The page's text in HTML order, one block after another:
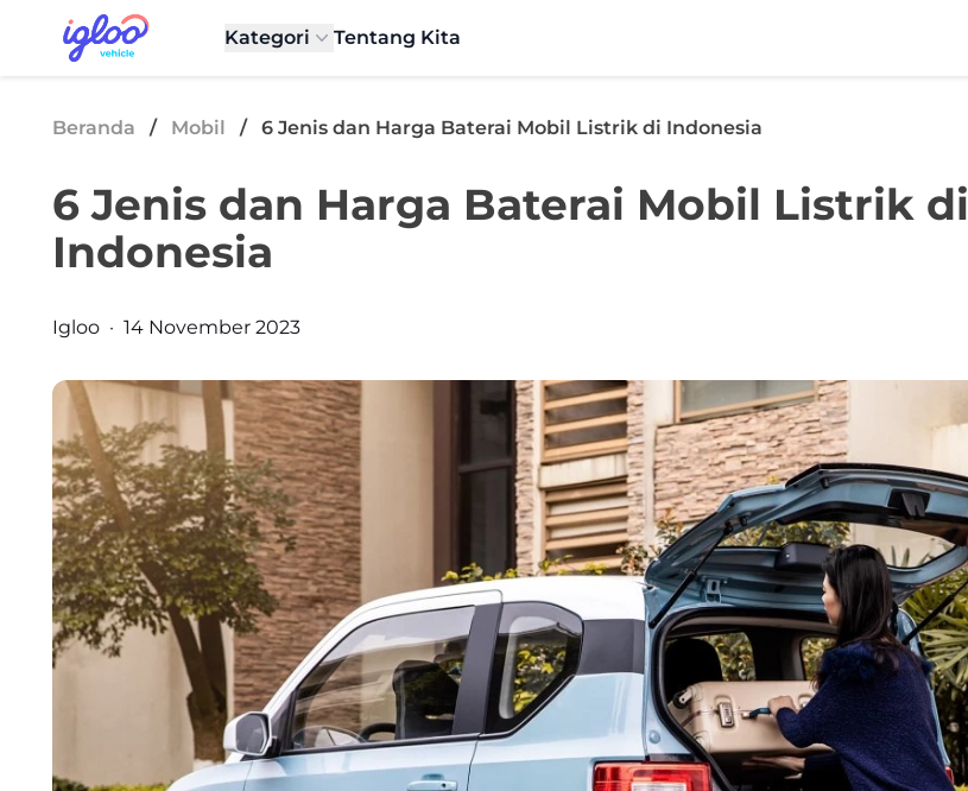
Skip to content
Igloo Blog
Kategori
Tentang Kita
Beranda / Mobil / 6 Jenis dan Harga Baterai Mobil Listrik di Indonesia
6 Jenis dan Harga Baterai Mobil Listrik di
Indonesia
Posted by
Igloo · 14 November 2023